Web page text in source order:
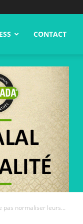
CONTACT
pas normaliser leurs...